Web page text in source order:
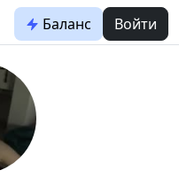
Баланс Войти